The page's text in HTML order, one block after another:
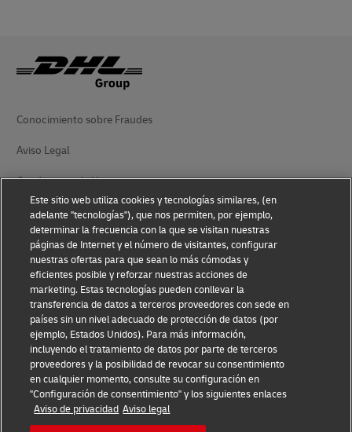
Conocimiento sobre Fraudes
Aviso Legal
Condiciones de Uso
Aviso de privacidad
Información Adicional
Ajustes de Cookies
Síganos
2026 © - todos los derechos reservados
Este sitio web utiliza cookies y tecnologías similares, (en
adelante "tecnologías"), que nos permiten, por ejemplo,
determinar la frecuencia con la que se visitan nuestras
páginas de Internet y el número de visitantes, configurar
nuestras ofertas para que sean lo más cómodas y
eficientes posible y reforzar nuestras acciones de
marketing. Estas tecnologías pueden conllevar la
transferencia de datos a terceros proveedores con sede en
países sin un nivel adecuado de protección de datos (por
ejemplo, Estados Unidos). Para más información,
incluyendo el tratamiento de datos por parte de terceros
proveedores y la posibilidad de revocar su consentimiento
en cualquier momento, consulte su configuración en
"Configuración de consentimiento" y los siguientes enlaces
Aviso de privacidad Aviso legal